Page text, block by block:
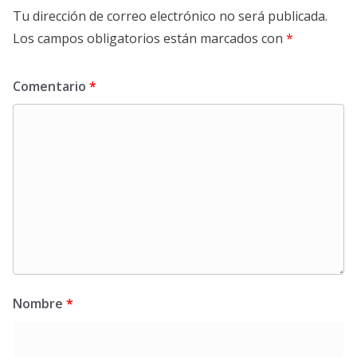
Tu dirección de correo electrónico no será publicada.
Los campos obligatorios están marcados con *
Comentario *
Nombre *